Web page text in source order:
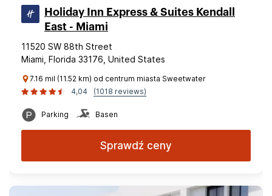
Holiday Inn Express & Suites Kendall
East - Miami
11520 SW 88th Street
Miami, Florida 33176, United States
7.16 mil (11.52 km) od centrum miasta Sweetwater
4,04
(1018 reviews)
Parking Basen
Sprawdź ceny